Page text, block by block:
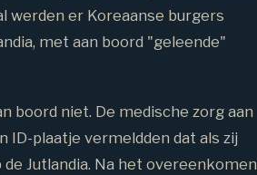
werden er Koreaanse burgers
met aan boord "geleende"
boord niet. De medische zorg aan
ID-plaatje vermeldden dat als zij
Jutlandia. Na het overeenkomen